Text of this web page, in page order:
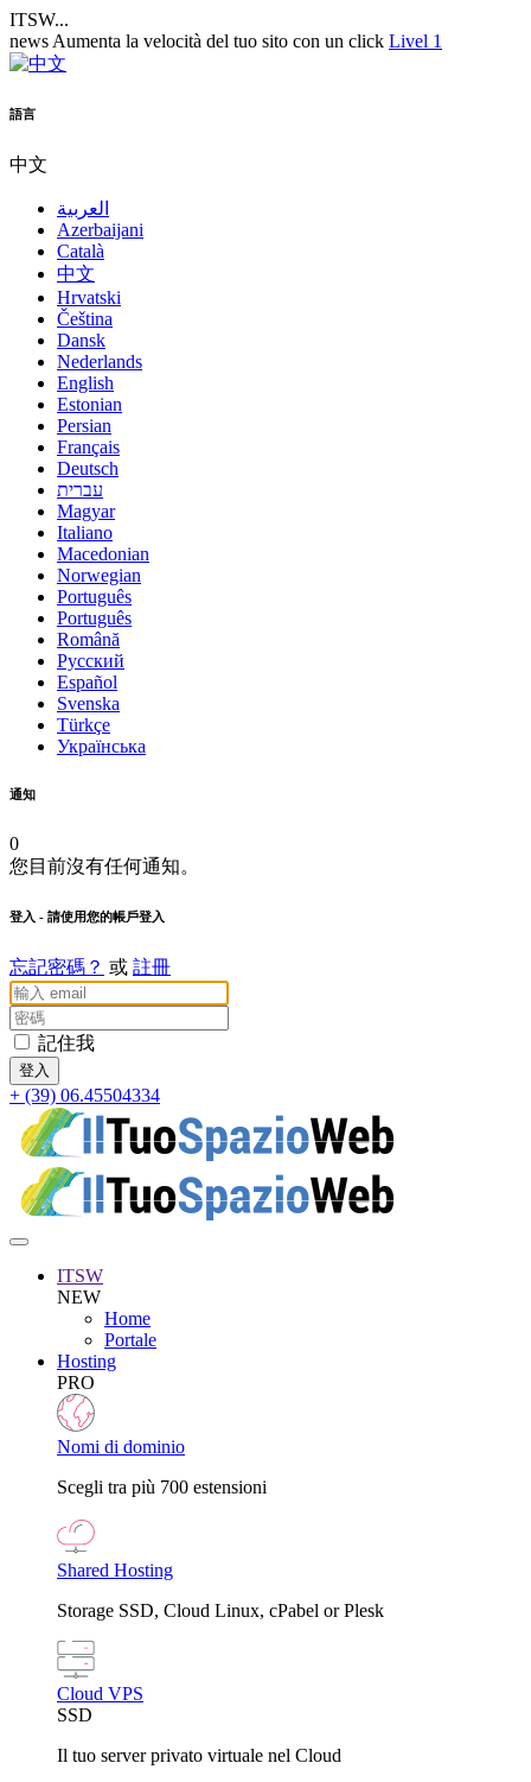
ITSW...
news Aumenta la velocità del tuo sito con un click Livel 1
語言
中文
العربية
Azerbaijani
Català
中文
Hrvatski
Čeština
Dansk
Nederlands
English
Estonian
Persian
Français
Deutsch
עברית
Magyar
Italiano
Macedonian
Norwegian
Português
Português
Română
Русский
Español
Svenska
Türkçe
Українська
通知
0
您目前沒有任何通知。
登入 - 請使用您的帳戶登入
忘記密碼？ 或 註冊
記住我
+ (39) 06.45504334
ITSW
NEW
Home
Portale
Hosting
PRO
Nomi di dominio
Scegli tra più 700 estensioni
Shared Hosting
Storage SSD, Cloud Linux, cPabel or Plesk
Cloud VPS
SSD
Il tuo server privato virtuale nel Cloud